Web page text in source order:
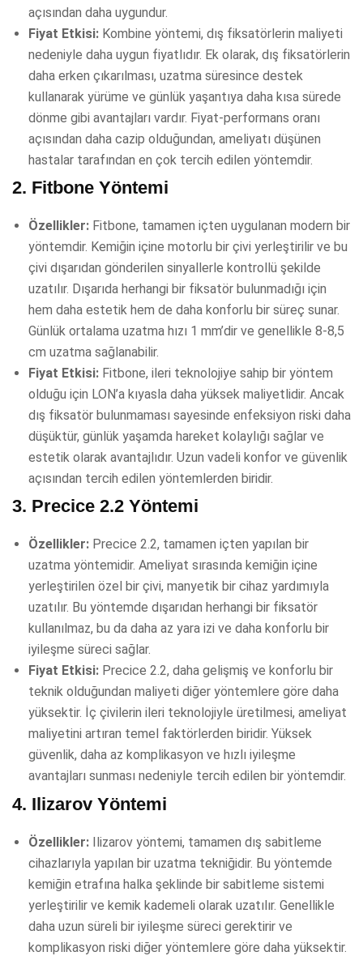
açısından daha uygundur.
Fiyat Etkisi: Kombine yöntemi, dış fiksatörlerin maliyeti
nedeniyle daha uygun fiyatlıdır. Ek olarak, dış fiksatörlerin
daha erken çıkarılması, uzatma süresince destek
kullanarak yürüme ve günlük yaşantıya daha kısa sürede
dönme gibi avantajları vardır. Fiyat-performans oranı
açısından daha cazip olduğundan, ameliyatı düşünen
hastalar tarafından en çok tercih edilen yöntemdir.
2. Fitbone Yöntemi
Özellikler: Fitbone, tamamen içten uygulanan modern bir
yöntemdir. Kemiğin içine motorlu bir çivi yerleştirilir ve bu
çivi dışarıdan gönderilen sinyallerle kontrollü şekilde
uzatılır. Dışarıda herhangi bir fiksatör bulunmadığı için
hem daha estetik hem de daha konforlu bir süreç sunar.
Günlük ortalama uzatma hızı 1 mm’dir ve genellikle 8-8,5
cm uzatma sağlanabilir.
Fiyat Etkisi: Fitbone, ileri teknolojiye sahip bir yöntem
olduğu için LON’a kıyasla daha yüksek maliyetlidir. Ancak
dış fiksatör bulunmaması sayesinde enfeksiyon riski daha
düşüktür, günlük yaşamda hareket kolaylığı sağlar ve
estetik olarak avantajlıdır. Uzun vadeli konfor ve güvenlik
açısından tercih edilen yöntemlerden biridir.
3. Precice 2.2 Yöntemi
Özellikler: Precice 2.2, tamamen içten yapılan bir
uzatma yöntemidir. Ameliyat sırasında kemiğin içine
yerleştirilen özel bir çivi, manyetik bir cihaz yardımıyla
uzatılır. Bu yöntemde dışarıdan herhangi bir fiksatör
kullanılmaz, bu da daha az yara izi ve daha konforlu bir
iyileşme süreci sağlar.
Fiyat Etkisi: Precice 2.2, daha gelişmiş ve konforlu bir
teknik olduğundan maliyeti diğer yöntemlere göre daha
yüksektir. İç çivilerin ileri teknolojiyle üretilmesi, ameliyat
maliyetini artıran temel faktörlerden biridir. Yüksek
güvenlik, daha az komplikasyon ve hızlı iyileşme
avantajları sunması nedeniyle tercih edilen bir yöntemdir.
4. Ilizarov Yöntemi
Özellikler: Ilizarov yöntemi, tamamen dış sabitleme
cihazlarıyla yapılan bir uzatma tekniğidir. Bu yöntemde
kemiğin etrafına halka şeklinde bir sabitleme sistemi
yerleştirilir ve kemik kademeli olarak uzatılır. Genellikle
daha uzun süreli bir iyileşme süreci gerektirir ve
komplikasyon riski diğer yöntemlere göre daha yüksektir.